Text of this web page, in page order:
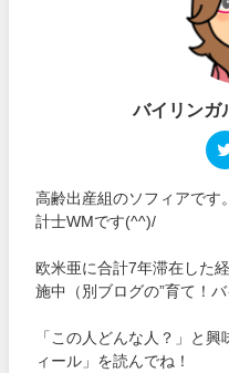
バイリンガ
高齢出産組のソフィアです
計士WMです(^^)/
欧米亜に合計7年滞在した
施中（別ブログの”育て！
「この人どんな人？」と
ィール」を読んでね！